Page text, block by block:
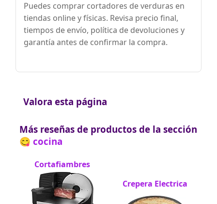
Puedes comprar cortadores de verduras en
tiendas online y físicas. Revisa precio final,
tiempos de envío, política de devoluciones y
garantía antes de confirmar la compra.
Valora esta página
Más reseñas de productos de la sección
😋 cocina
Cortafiambres
Crepera Electrica